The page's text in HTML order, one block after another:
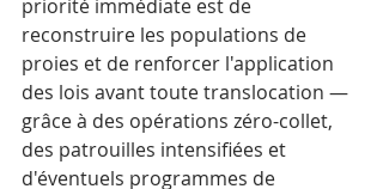
priorité immédiate est de
reconstruire les populations de
proies et de renforcer l'application
des lois avant toute translocation —
grâce à des opérations zéro-collet,
des patrouilles intensifiées et
d'éventuels programmes de